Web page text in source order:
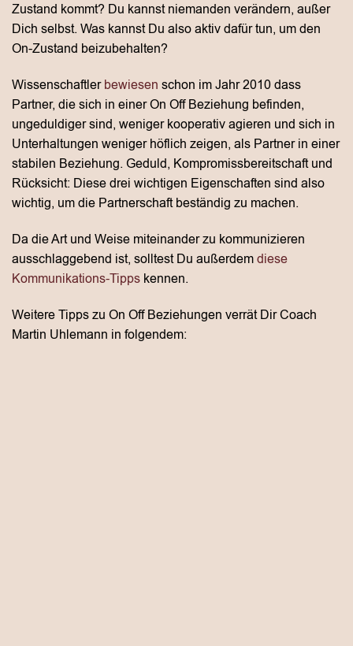
Zustand kommt? Du kannst niemanden verändern, außer
Dich selbst. Was kannst Du also aktiv dafür tun, um den
On-Zustand beizubehalten?
Wissenschaftlerbewiesen schon im Jahr 2010 dass
Partner, die sich in einer On Off Beziehung befinden,
ungeduldiger sind, weniger kooperativ agieren und sich in
Unterhaltungen weniger höflich zeigen, als Partner in einer
stabilen Beziehung. Geduld, Kompromissbereitschaft und
Rücksicht: Diese drei wichtigen Eigenschaften sind also
wichtig, um die Partnerschaft beständig zu machen.
Da die Art und Weise miteinander zu kommunizieren
ausschlaggebend ist, solltest Du außerdemdiese
Kommunikations-Tipps kennen.
Weitere Tipps zu On Off Beziehungen verrät Dir Coach
Martin Uhlemann in folgendem: